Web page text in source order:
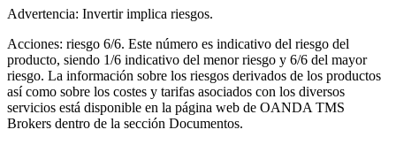
Advertencia: Invertir implica riesgos.
Acciones: riesgo 6/6. Este número es indicativo del riesgo del
producto, siendo 1/6 indicativo del menor riesgo y 6/6 del mayor
riesgo. La información sobre los riesgos derivados de los productos
así como sobre los costes y tarifas asociados con los diversos
servicios está disponible en la página web de OANDA TMS
Brokers dentro de la sección Documentos.